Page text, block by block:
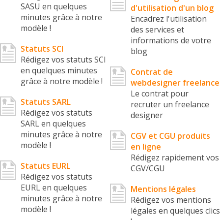
SASU en quelques
minutes grâce à notre
modèle !
Statuts SCI
Rédigez vos statuts SCI
en quelques minutes
grâce à notre modèle !
Statuts SARL
Rédigez vos statuts
SARL en quelques
minutes grâce à notre
modèle !
Statuts EURL
Rédigez vos statuts
EURL en quelques
minutes grâce à notre
modèle !
d'utilisation d'un blog
Encadrez l'utilisation
des services et
informations de votre
blog
Contrat de
webdesigner freelance
Le contrat pour
recruter un freelance
designer
CGV et CGU produits
en ligne
Rédigez rapidement vos
CGV/CGU
Mentions légales
Rédigez vos mentions
légales en quelques clics